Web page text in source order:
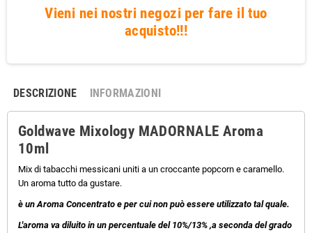
Vieni nei nostri negozi per fare il tuo
acquisto!!!
DESCRIZIONE INFORMAZIONI
Goldwave Mixology MADORNALE Aroma
10ml
Mix di tabacchi messicani uniti a un croccante popcorn e caramello.
Un aroma tutto da gustare.
è un Aroma Concentrato e per cui non può essere utilizzato tal quale.
L'aroma va diluito in un percentuale del 10%/13% ,a seconda del grado